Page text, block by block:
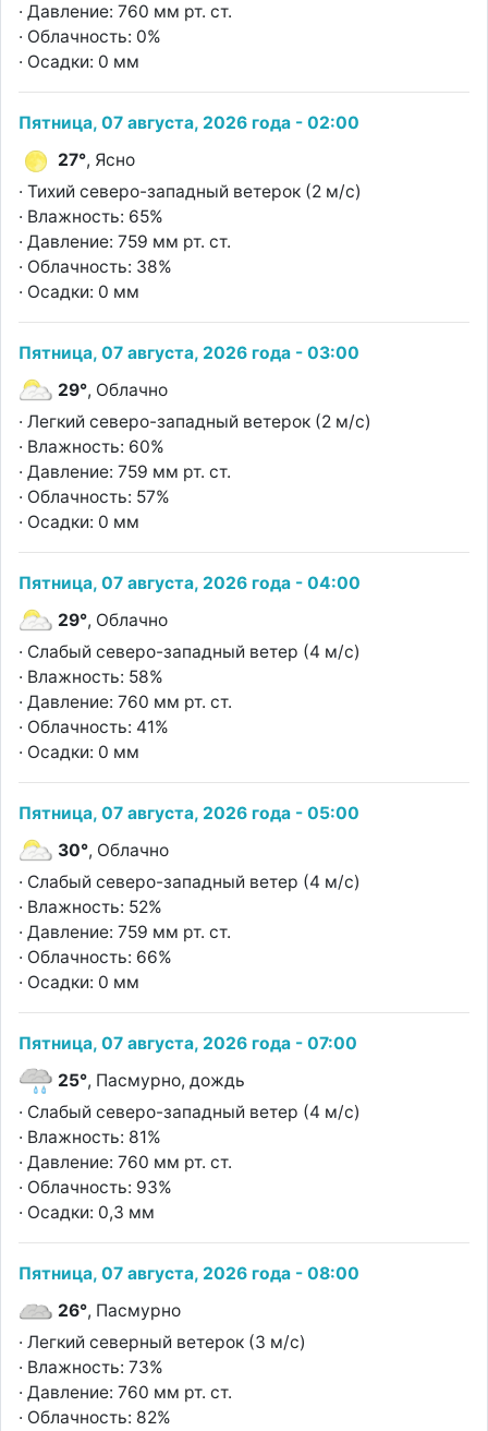
· Давление: 760 мм рт. ст.
· Облачность: 0%
· Осадки: 0 мм
Пятница, 07 августа, 2026 года - 02:00
27°, Ясно
· Тихий северо-западный ветерок (2 м/с)
· Влажность: 65%
· Давление: 759 мм рт. ст.
· Облачность: 38%
· Осадки: 0 мм
Пятница, 07 августа, 2026 года - 03:00
29°, Облачно
· Легкий северо-западный ветерок (2 м/с)
· Влажность: 60%
· Давление: 759 мм рт. ст.
· Облачность: 57%
· Осадки: 0 мм
Пятница, 07 августа, 2026 года - 04:00
29°, Облачно
· Слабый северо-западный ветер (4 м/с)
· Влажность: 58%
· Давление: 760 мм рт. ст.
· Облачность: 41%
· Осадки: 0 мм
Пятница, 07 августа, 2026 года - 05:00
30°, Облачно
· Слабый северо-западный ветер (4 м/с)
· Влажность: 52%
· Давление: 759 мм рт. ст.
· Облачность: 66%
· Осадки: 0 мм
Пятница, 07 августа, 2026 года - 07:00
25°, Пасмурно, дождь
· Слабый северо-западный ветер (4 м/с)
· Влажность: 81%
· Давление: 760 мм рт. ст.
· Облачность: 93%
· Осадки: 0,3 мм
Пятница, 07 августа, 2026 года - 08:00
26°, Пасмурно
· Легкий северный ветерок (3 м/с)
· Влажность: 73%
· Давление: 760 мм рт. ст.
· Облачность: 82%